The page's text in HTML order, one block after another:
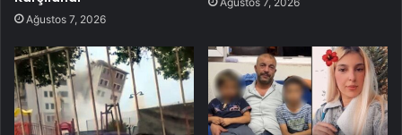
Ağustos 7, 2026